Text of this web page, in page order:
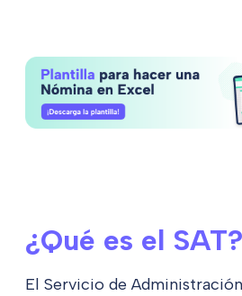
¿Qué es el SAT?
El Servicio de